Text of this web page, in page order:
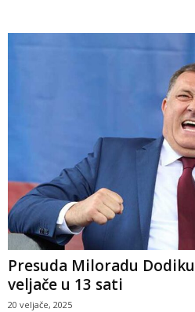
Presuda Miloradu
veljače u 13 sati
20 veljače, 2025